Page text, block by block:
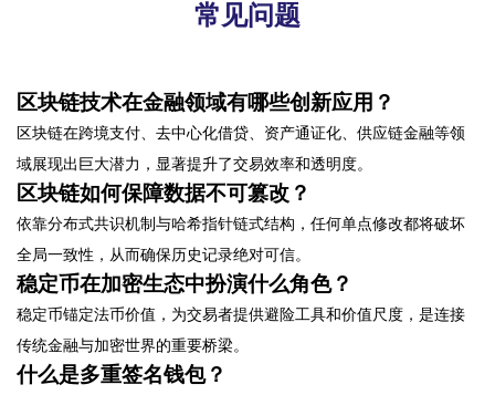
常见问题
区块链技术在金融领域有哪些创新应用？
区块链在跨境支付、去中心化借贷、资产通证化、供应链金融等领
域展现出巨大潜力，显著提升了交易效率和透明度。
区块链如何保障数据不可篡改？
依靠分布式共识机制与哈希指针链式结构，任何单点修改都将破坏
全局一致性，从而确保历史记录绝对可信。
稳定币在加密生态中扮演什么角色？
稳定币锚定法币价值，为交易者提供避险工具和价值尺度，是连接
传统金融与加密世界的重要桥梁。
什么是多重签名钱包？